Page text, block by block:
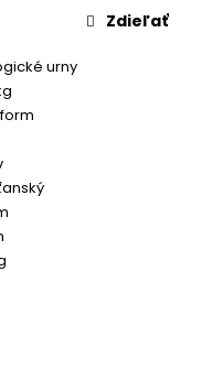
urny
Zdieľať